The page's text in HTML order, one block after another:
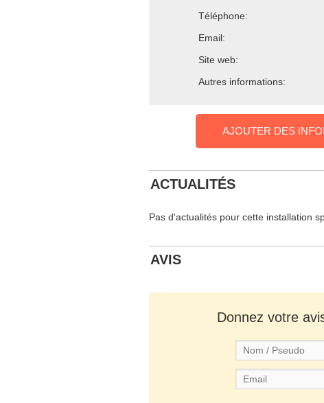
Téléphone:
Email:
Site web:
Autres informations:
AJOUTER DES
ACTUALITÉS
Pas d'actualités pour cette installation
AVIS
Donnez votre